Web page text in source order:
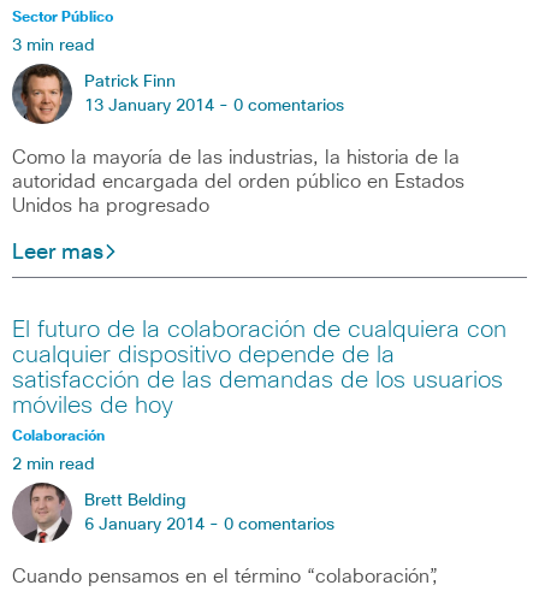
Sector Público
3 min read
Patrick Finn
13 January 2014 - 0 comentarios
Como la mayoría de las industrias, la historia de la
autoridad encargada del orden público en Estados
Unidos ha progresado
Leer mas
El futuro de la colaboración de cualquiera con
cualquier dispositivo depende de la
satisfacción de las demandas de los usuarios
móviles de hoy
Colaboración
2 min read
Brett Belding
6 January 2014 - 0 comentarios
Cuando pensamos en el término “colaboración”,